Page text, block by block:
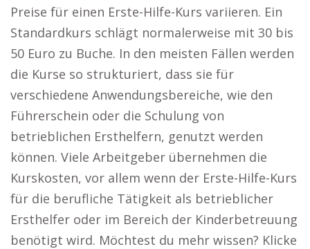
Preise für einen Erste-Hilfe-Kurs variieren. Ein
Standardkurs schlägt normalerweise mit 30 bis
50 Euro zu Buche. In den meisten Fällen werden
die Kurse so strukturiert, dass sie für
verschiedene Anwendungsbereiche, wie den
Führerschein oder die Schulung von
betrieblichen Ersthelfern, genutzt werden
können. Viele Arbeitgeber übernehmen die
Kurskosten, vor allem wenn der Erste-Hilfe-Kurs
für die berufliche Tätigkeit als betrieblicher
Ersthelfer oder im Bereich der Kinderbetreuung
benötigt wird. Möchtest du mehr wissen? Klicke